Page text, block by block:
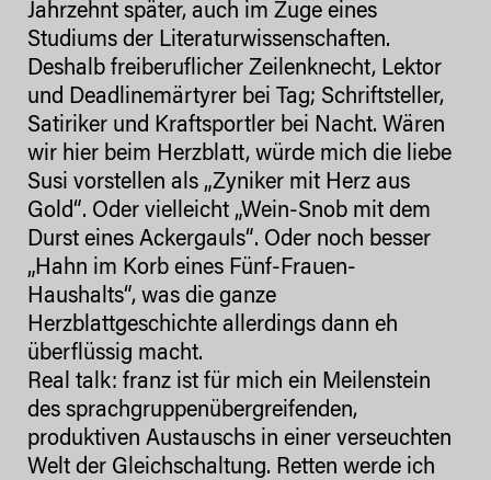
Jahrzehnt später, auch im Zuge eines
Studiums der Literaturwissenschaften.
Deshalb freiberuflicher Zeilenknecht, Lektor
und Deadlinemärtyrer bei Tag; Schriftsteller,
Satiriker und Kraftsportler bei Nacht. Wären
wir hier beim Herzblatt, würde mich die liebe
Susi vorstellen als „Zyniker mit Herz aus
Gold“. Oder vielleicht „Wein-Snob mit dem
Durst eines Ackergauls“. Oder noch besser
„Hahn im Korb eines Fünf-Frauen-
Haushalts“, was die ganze
Herzblattgeschichte allerdings dann eh
überflüssig macht.
Real talk: franz ist für mich ein Meilenstein
des sprachgruppenübergreifenden,
produktiven Austauschs in einer verseuchten
Welt der Gleichschaltung. Retten werde ich